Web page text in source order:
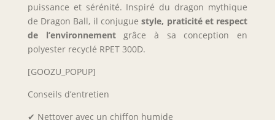
puissance et sérénité. Inspiré du dragon mythique
de Dragon Ball, il conjuguestyle, praticité et respect
de l’environnementgrâce à sa conception en
polyester recyclé RPET 300D.
[GOOZU_POPUP]
Conseils d’entretien
✔ Nettoyer avec un chiffon humide